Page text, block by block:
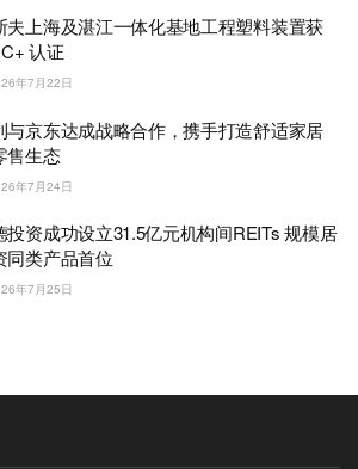
夫上海及湛江一体化基地工程塑料装置获
认证
年7月22日
与京东达成战略合作，携手打造舒适家居
售生态
年7月24日
投资成功设立31.5亿元机构间REITs 规模居
同类产品首位
年7月25日